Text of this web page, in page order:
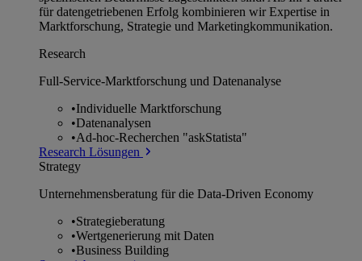
für datengetriebenen Erfolg kombinieren wir Expertise in
Marktforschung, Strategie und Marketingkommunikation.
Research
Full-Service-Marktforschung und Datenanalyse
•Individuelle Marktforschung
•Datenanalysen
•Ad-hoc-Recherchen "askStatista"
Research Lösungen
Strategy
Unternehmens­beratung für die Data-Driven Economy
•Strategieberatung
•Wertgenerierung mit Daten
•Business Building